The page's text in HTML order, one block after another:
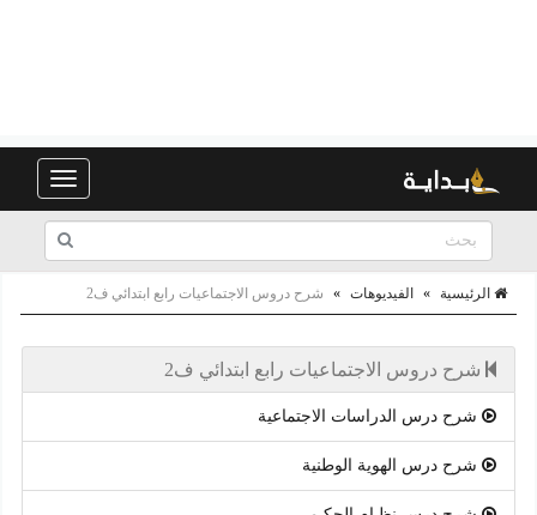
Toggle
الرئيسية » الفيديوهات » شرح دروس الاجتماعيات رابع ابتدائي ف2
شرح دروس الاجتماعيات رابع ابتدائي ف2
شرح درس الدراسات الاجتماعية
شرح درس الهوية الوطنية